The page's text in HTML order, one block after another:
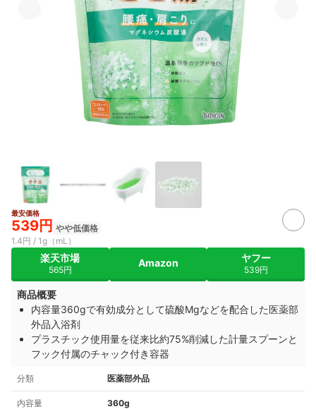
最安価格
539円 やや低価格
1.4円 / 1g（mL）
楽天市場
565円
Amazon ヤフー
539円
商品概要
内容量360gで有効成分として硫酸Mgなどを配合した医薬部
外品入浴剤
プラスチック使用量を従来比約75%削減した計量スプーンと
フック付属のチャック付き容器
分類 医薬部外品
内容量 360g